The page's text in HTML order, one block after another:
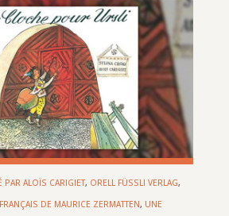
PAR ALOÏS CARIGIET, ORELL FÜSSLI VERLAG,
DE MAURICE ZERMATTEN, UNE